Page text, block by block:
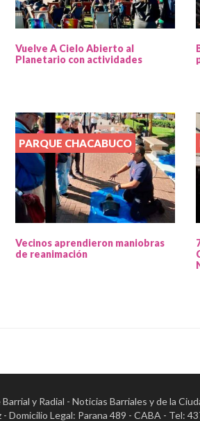
Vuelve A Cielo Abierto al
Planetario con actividades
PARQUE CHACABUCO
Vecinos aprendieron maniobras
de reanimación
y Radial - Noticias Barriales y de la
- Domicilio Legal: Parana 489 - CABA -